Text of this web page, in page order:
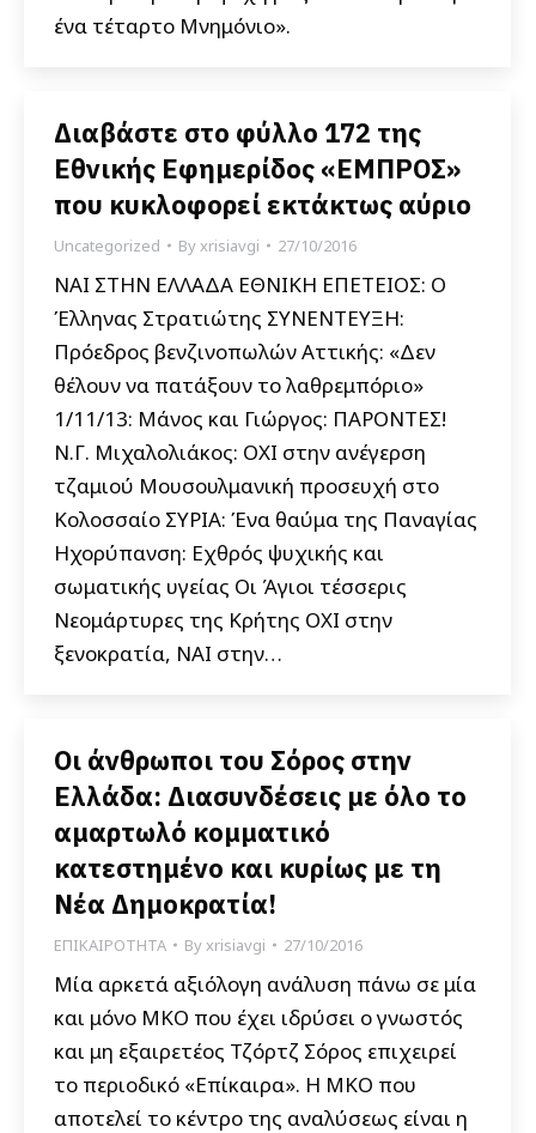
ένα τέταρτο Μνημόνιο».
Διαβάστε στο φύλλο 172 της
Εθνικής Εφημερίδος «ΕΜΠΡΟΣ»
που κυκλοφορεί εκτάκτως αύριο
Uncategorized Byxrisiavgi 27/10/2016
ΝΑΙ ΣΤΗΝ ΕΛΛΑΔΑ ΕΘΝΙΚΗ ΕΠΕΤΕΙΟΣ: Ο
Έλληνας Στρατιώτης ΣΥΝΕΝΤΕΥΞΗ:
Πρόεδρος βενζινοπωλών Αττικής: «Δεν
θέλουν να πατάξουν το λαθρεμπόριο»
1/11/13: Μάνος και Γιώργος: ΠΑΡΟΝΤΕΣ!
Ν.Γ. Μιχαλολιάκος: ΟΧΙ στην ανέγερση
τζαμιού Μουσουλμανική προσευχή στο
Κολοσσαίο ΣΥΡΙΑ: Ένα θαύμα της Παναγίας
Ηχορύπανση: Εχθρός ψυχικής και
σωματικής υγείας Οι Άγιοι τέσσερις
Νεομάρτυρες της Κρήτης OXI στην
ξενοκρατία, ΝΑΙ στην…
Οι άνθρωποι του Σόρος στην
Ελλάδα: Διασυνδέσεις με όλο το
αμαρτωλό κομματικό
κατεστημένο και κυρίως με τη
Νέα Δημοκρατία!
ΕΠΙΚΑΙΡΟΤΗΤΑ Byxrisiavgi 27/10/2016
Μία αρκετά αξιόλογη ανάλυση πάνω σε μία
και μόνο ΜΚΟ που έχει ιδρύσει ο γνωστός
και μη εξαιρετέος Τζόρτζ Σόρος επιχειρεί
το περιοδικό «Επίκαιρα». Η ΜΚΟ που
αποτελεί το κέντρο της αναλύσεως είναι η